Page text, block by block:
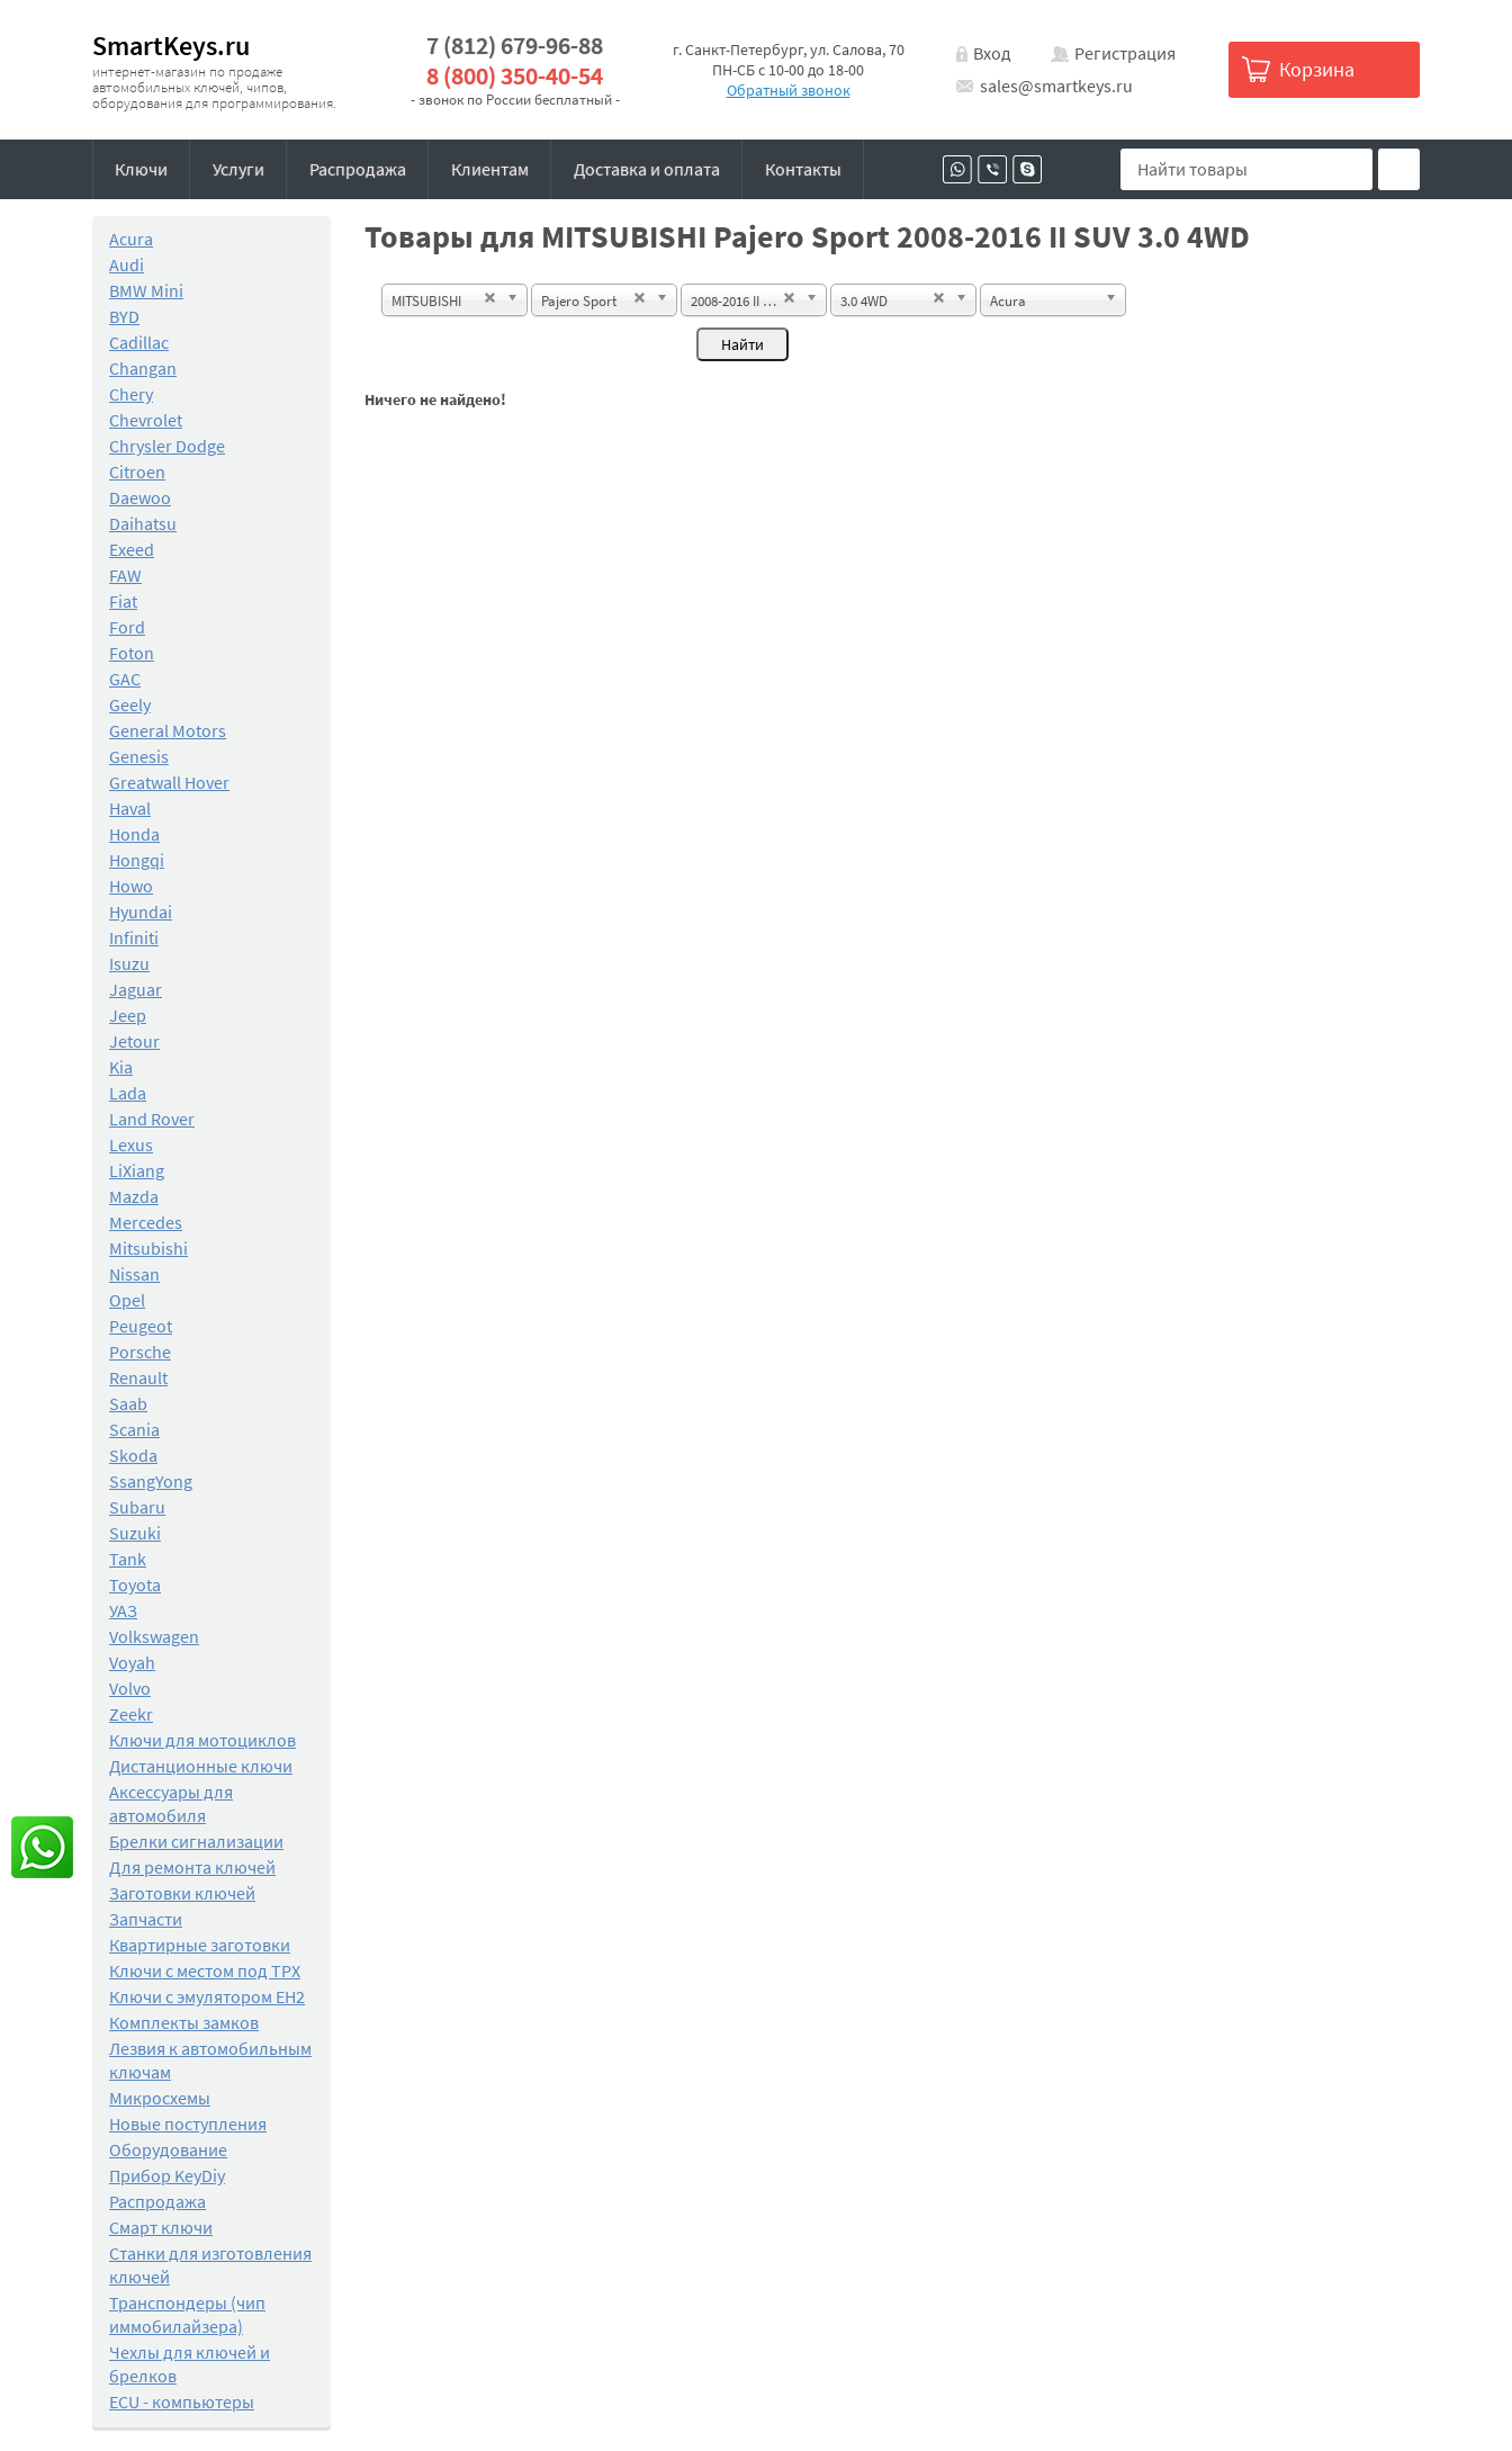
SmartKeys.ru
интернет-магазин по продаже
автомобильных ключей, чипов,
оборудования для программирования.
7 (812) 679-96-88
8 (800) 350-40-54
- звонок по России бесплатный -
г. Санкт-Петербург, ул. Салова, 70
ПН-СБ с 10-00 до 18-00
Обратный звонок
Вход
Регистрация
sales@smartkeys.ru
Корзина
Ключи Услуги Распродажа Клиентам Доставка и оплата Контакты
Acura
Audi
BMW Mini
BYD
Cadillac
Changan
Chery
Chevrolet
Chrysler Dodge
Citroen
Daewoo
Daihatsu
Exeed
FAW
Fiat
Ford
Foton
GAC
Geely
General Motors
Genesis
Greatwall Hover
Haval
Honda
Hongqi
Howo
Hyundai
Infiniti
Isuzu
Jaguar
Jeep
Jetour
Kia
Lada
Land Rover
Lexus
LiXiang
Mazda
Mercedes
Mitsubishi
Nissan
Opel
Peugeot
Porsche
Renault
Saab
Scania
Skoda
SsangYong
Subaru
Suzuki
Tank
Toyota
УАЗ
Volkswagen
Voyah
Volvo
Zeekr
Ключи для мотоциклов
Дистанционные ключи
Аксессуары для
автомобиля
Брелки сигнализации
Для ремонта ключей
Заготовки ключей
Запчасти
Квартирные заготовки
Ключи с местом под TPX
Ключи с эмулятором EH2
Комплекты замков
Лезвия к автомобильным
ключам
Микросхемы
Новые поступления
Оборудование
Прибор KeyDiy
Распродажа
Смарт ключи
Станки для изготовления
ключей
Транспондеры (чип
иммобилайзера)
Чехлы для ключей и
брелков
ECU - компьютеры
Товары для MITSUBISHI Pajero Sport 2008-2016 II SUV 3.0 4WD
MITSUBISHI Pajero Sport 2008-2016 II SUV 3.0 4WD Acura
Ничего не найдено!